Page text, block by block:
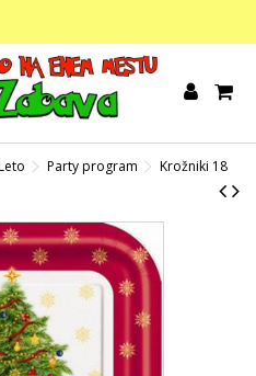
Party program
Krožniki 18